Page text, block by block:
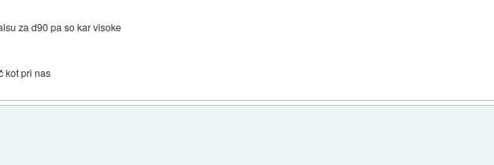
za d90 pa so kar visoke
kot pri nas